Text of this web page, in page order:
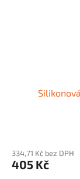
334,71 Kč bez DPH
405 Kč